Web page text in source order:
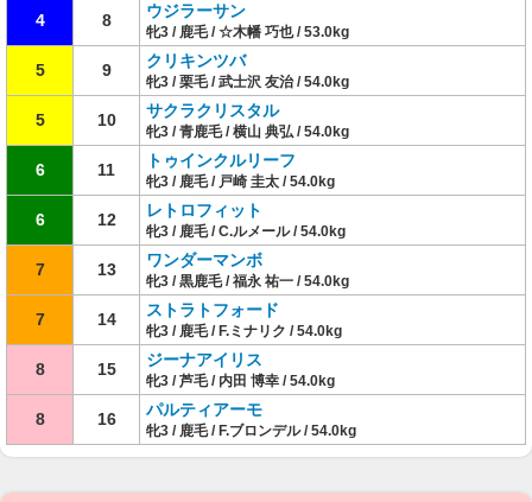
4 8 ウジラーサン
牝3 / 鹿毛 / ☆木幡 巧也 / 53.0kg
5 9 クリキンツバ
牝3 / 栗毛 / 武士沢 友治 / 54.0kg
5 10 サクラクリスタル
牝3 / 青鹿毛 / 横山 典弘 / 54.0kg
6 11 トゥインクルリーフ
牝3 / 鹿毛 / 戸崎 圭太 / 54.0kg
6 12 レトロフィット
牝3 / 鹿毛 / C.ルメール / 54.0kg
7 13 ワンダーマンボ
牝3 / 黒鹿毛 / 福永 祐一 / 54.0kg
7 14 ストラトフォード
牝3 / 鹿毛 / F.ミナリク / 54.0kg
8 15 ジーナアイリス
牝3 / 芦毛 / 内田 博幸 / 54.0kg
8 16 パルティアーモ
牝3 / 鹿毛 / F.ブロンデル / 54.0kg